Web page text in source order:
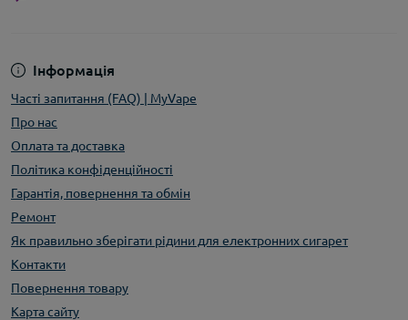
Інформація
Часті запитання (FAQ) | MyVape
Про нас
Оплата та доставка
Політика конфіденційності
Гарантія, повернення та обмін
Ремонт
Як правильно зберігати рідини для електронних сигарет
Контакти
Повернення товару
Карта сайту